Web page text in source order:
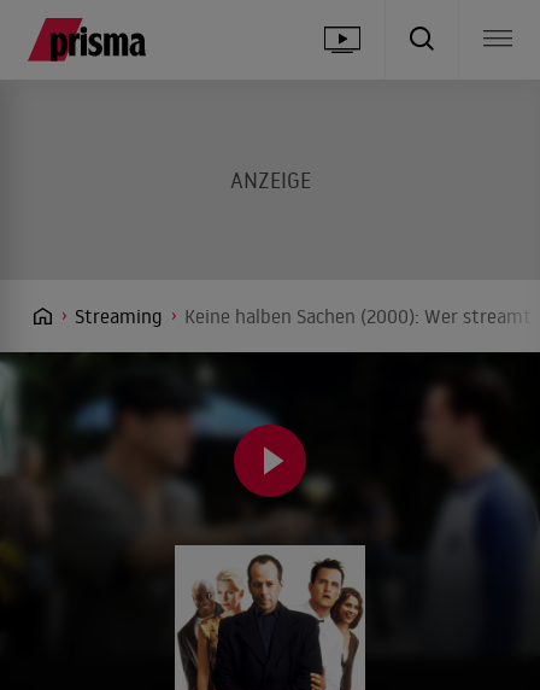
Streaming Keine halben Sachen (2000): Wer